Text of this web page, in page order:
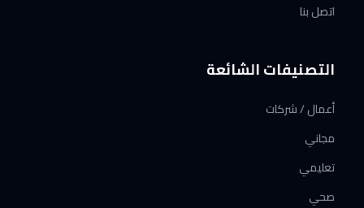
اتصل بنا
التصنيفات الشائعة
أعمال / شركات
مجاني
تعليمي
صحي